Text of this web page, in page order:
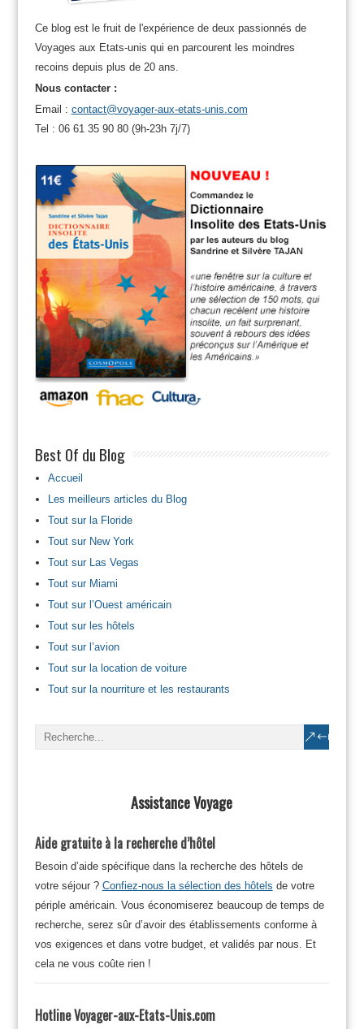
Ce blog est le fruit de l'expérience de deux passionnés de
Voyages aux Etats-unis qui en parcourent les moindres
recoins depuis plus de 20 ans.
Nous contacter :
Email : contact@voyager-aux-etats-unis.com
Tel : 06 61 35 90 80 (9h-23h 7j/7)
Best Of du Blog
Accueil
Les meilleurs articles du Blog
Tout sur la Floride
Tout sur New York
Tout sur Las Vegas
Tout sur Miami
Tout sur l’Ouest américain
Tout sur les hôtels
Tout sur l’avion
Tout sur la location de voiture
Tout sur la nourriture et les restaurants
Assistance Voyage
Aide gratuite à la recherche d’hôtel
Besoin d’aide spécifique dans la recherche des hôtels de
votre séjour ? Confiez-nous la sélection des hôtels de votre
périple américain. Vous économiserez beaucoup de temps de
recherche, serez sûr d’avoir des établissements conforme à
vos exigences et dans votre budget, et validés par nous. Et
cela ne vous coûte rien !
Hotline Voyager-aux-Etats-Unis.com